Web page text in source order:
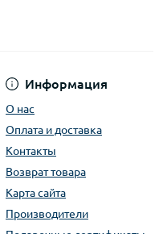
Информация
О нас
Оплата и доставка
Контакты
Возврат товара
Карта сайта
Производители